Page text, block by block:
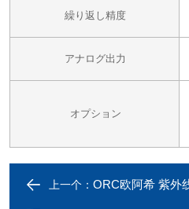
繰り返し精度
アナログ出力
オプション
上一个： ORC欧阿希 紫外线